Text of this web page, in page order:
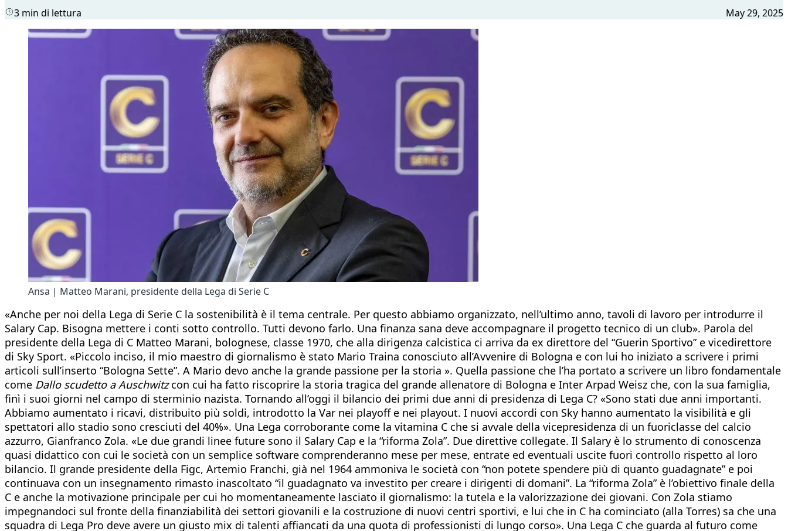
3 min di lettura May 29, 2025
Ansa | Matteo Marani, presidente della Lega di Serie C
«Anche per noi della Lega di Serie C la sostenibilità è il tema centrale. Per questo abbiamo organizzato, nell’ultimo anno, tavoli di lavoro per introdurre il
Salary Cap. Bisogna mettere i conti sotto controllo. Tutti devono farlo. Una finanza sana deve accompagnare il progetto tecnico di un club». Parola del
presidente della Lega di C Matteo Marani, bolognese, classe 1970, che alla dirigenza calcistica ci arriva da ex direttore del “Guerin Sportivo” e vicedirettore
di Sky Sport. «Piccolo inciso, il mio maestro di giornalismo è stato Mario Traina conosciuto all’Avvenire di Bologna e con lui ho iniziato a scrivere i primi
articoli sull’inserto “Bologna Sette”. A Mario devo anche la grande passione per la storia ». Quella passione che l’ha portato a scrivere un libro fondamentale
come Dallo scudetto a Auschwitzcon cui ha fatto riscoprire la storia tragica del grande allenatore di Bologna e Inter Arpad Weisz che, con la sua famiglia,
finì i suoi giorni nel campo di sterminio nazista. Tornando all’oggi il bilancio dei primi due anni di presidenza di Lega C? «Sono stati due anni importanti.
Abbiamo aumentato i ricavi, distribuito più soldi, introdotto la Var nei playoff e nei playout. I nuovi accordi con Sky hanno aumentato la visibilità e gli
spettatori allo stadio sono cresciuti del 40%». Una Lega corroborante come la vitamina C che si avvale della vicepresidenza di un fuoriclasse del calcio
azzurro, Gianfranco Zola. «Le due grandi linee future sono il Salary Cap e la “riforma Zola”. Due direttive collegate. Il Salary è lo strumento di conoscenza
quasi didattico con cui le società con un semplice software comprenderanno mese per mese, entrate ed eventuali uscite fuori controllo rispetto al loro
bilancio. Il grande presidente della Figc, Artemio Franchi, già nel 1964 ammoniva le società con “non potete spendere più di quanto guadagnate” e poi
continuava con un insegnamento rimasto inascoltato “il guadagnato va investito per creare i dirigenti di domani”. La “riforma Zola” è l’obiettivo finale della
C e anche la motivazione principale per cui ho momentaneamente lasciato il giornalismo: la tutela e la valorizzazione dei giovani. Con Zola stiamo
impegnandoci sul fronte della finanziabilità dei settori giovanili e la costruzione di nuovi centri sportivi, e lui che in C ha cominciato (alla Torres) sa che una
squadra di Lega Pro deve avere un giusto mix di talenti affiancati da una quota di professionisti di lungo corso». Una Lega C che guarda al futuro come